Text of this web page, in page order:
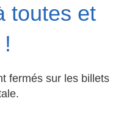
toutes et
fermés sur les billets